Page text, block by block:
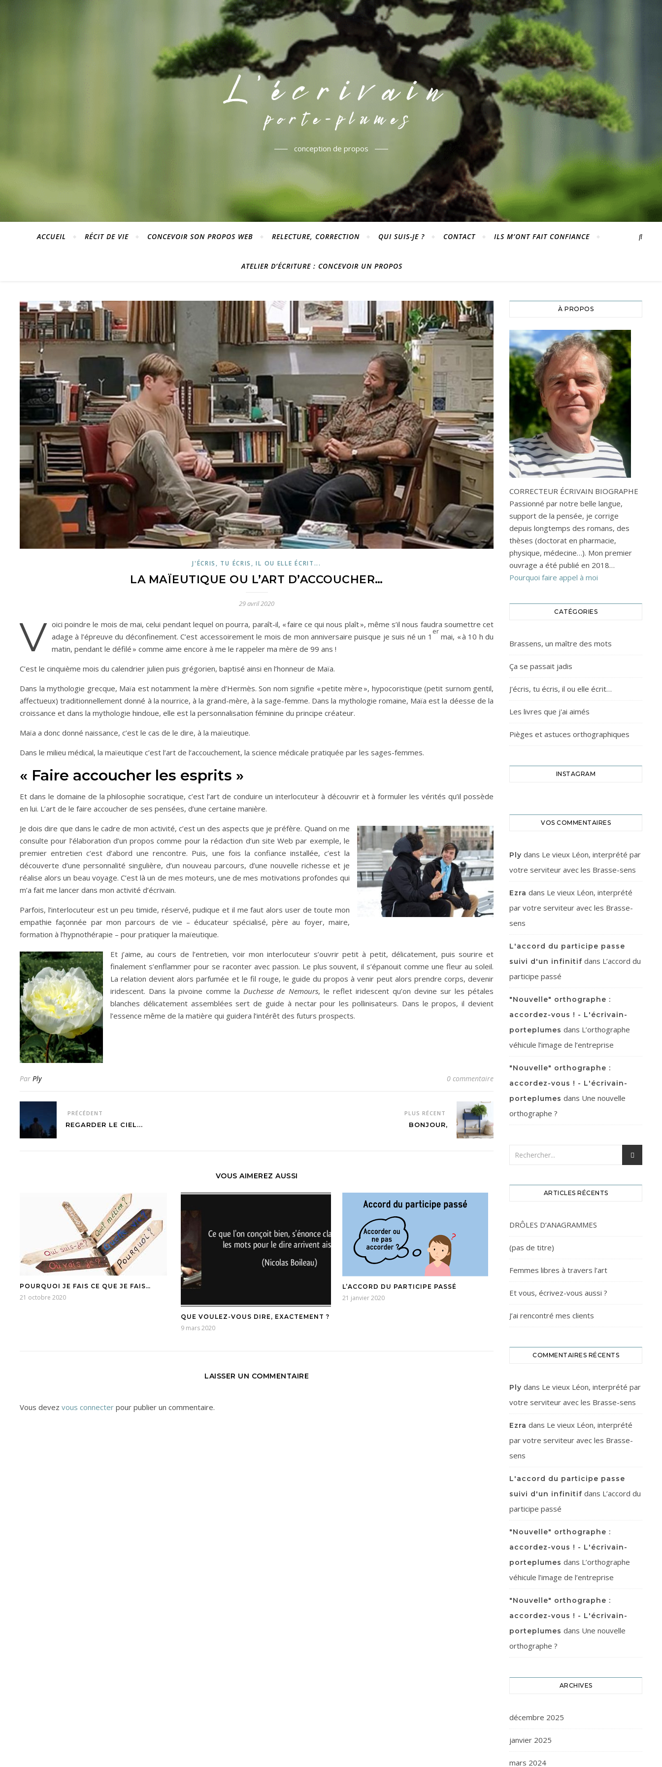
conception de propos
ACCUEIL RÉCIT DE VIE CONCEVOIR SON PROPOS WEB RELECTURE, CORRECTION QUI SUIS-JE ? CONTACT ILS M’ONT FAIT CONFIANCE
ATELIER D’ÉCRITURE : CONCEVOIR UN PROPOS
J'ÉCRIS, TU ÉCRIS, IL OU ELLE ÉCRIT...
LA MAÏEUTIQUE OU L’ART D’ACCOUCHER…
29 avril 2020
V oici poindre le mois de mai, celui pendant lequel on pourra, paraît-il, « faire ce qui nous plaît », même s’il nous faudra soumettre cet
adage à l’épreuve du déconfinement. C’est accessoirement le mois de mon anniversaire puisque je suis né un 1
er
mai, « à 10 h du
matin, pendant le défilé » comme aime encore à me le rappeler ma mère de 99 ans !
C’est le cinquième mois du calendrier julien puis grégorien, baptisé ainsi en l’honneur de Maïa.
Dans la mythologie grecque, Maïa est notamment la mère d’Hermès. Son nom signifie « petite mère », hypocoristique (petit surnom gentil,
affectueux) traditionnellement donné à la nourrice, à la grand-mère, à la sage-femme. Dans la mythologie romaine, Maïa est la déesse de la
croissance et dans la mythologie hindoue, elle est la personnalisation féminine du principe créateur.
Maïa a donc donné naissance, c’est le cas de le dire, à la maïeutique.
Dans le milieu médical, la maïeutique c’est l’art de l’accouchement, la science médicale pratiquée par les sages-femmes.
« Faire accoucher les esprits »
Et dans le domaine de la philosophie socratique, c’est l’art de conduire un interlocuteur à découvrir et à formuler les vérités qu’il possède
en lui. L’art de le faire accoucher de ses pensées, d’une certaine manière.
Je dois dire que dans le cadre de mon activité, c’est un des aspects que je préfère. Quand on me
consulte pour l’élaboration d’un propos comme pour la rédaction d’un site Web par exemple, le
premier entretien c’est d’abord une rencontre. Puis, une fois la confiance installée, c’est la
découverte d’une personnalité singulière, d’un nouveau parcours, d’une nouvelle richesse et je
réalise alors un beau voyage. C’est là un de mes moteurs, une de mes motivations profondes qui
m’a fait me lancer dans mon activité d’écrivain.
Parfois, l’interlocuteur est un peu timide, réservé, pudique et il me faut alors user de toute mon
empathie façonnée par mon parcours de vie – éducateur spécialisé, père au foyer, maire,
formation à l’hypnothérapie – pour pratiquer la maïeutique.
Et j’aime, au cours de l’entretien, voir mon interlocuteur s’ouvrir petit à petit, délicatement, puis sourire et
finalement s’enflammer pour se raconter avec passion. Le plus souvent, il s’épanouit comme une fleur au soleil.
La relation devient alors parfumée et le fil rouge, le guide du propos à venir peut alors prendre corps, devenir
iridescent. Dans la pivoine comme la Duchesse de Nemours, le reflet iridescent qu’on devine sur les pétales
blanches délicatement assemblées sert de guide à nectar pour les pollinisateurs. Dans le propos, il devient
l’essence même de la matière qui guidera l’intérêt des futurs prospects.
Par Ply 0 commentaire
PRÉCÉDENT
REGARDER LE CIEL...
PLUS RÉCENT
BONJOUR,
VOUS AIMEREZ AUSSI
POURQUOI JE FAIS CE QUE JE FAIS…
21 octobre 2020
QUE VOULEZ-VOUS DIRE, EXACTEMENT ?
9 mars 2020
L’ACCORD DU PARTICIPE PASSÉ
21 janvier 2020
LAISSER UN COMMENTAIRE
Vous devez vous connecter pour publier un commentaire.
À PROPOS
CORRECTEUR ÉCRIVAIN BIOGRAPHE
Passionné par notre belle langue,
support de la pensée, je corrige
depuis longtemps des romans, des
thèses (doctorat en pharmacie,
physique, médecine…). Mon premier
ouvrage a été publié en 2018…
Pourquoi faire appel à moi
CATÉGORIES
Brassens, un maître des mots
Ça se passait jadis
J'écris, tu écris, il ou elle écrit…
Les livres que j'ai aimés
Pièges et astuces orthographiques
INSTAGRAM
VOS COMMENTAIRES
Ply dans Le vieux Léon, interprété par
votre serviteur avec les Brasse-sens
Ezra dans Le vieux Léon, interprété
par votre serviteur avec les Brasse-
sens
L'accord du participe passe
suivi d'un infinitif dans L’accord du
participe passé
"Nouvelle" orthographe :
accordez-vous ! - L'écrivain-
porteplumes dans L’orthographe
véhicule l’image de l’entreprise
"Nouvelle" orthographe :
accordez-vous ! - L'écrivain-
porteplumes dans Une nouvelle
orthographe ?
ARTICLES RÉCENTS
DRÔLES D’ANAGRAMMES
(pas de titre)
Femmes libres à travers l’art
Et vous, écrivez-vous aussi ?
J’ai rencontré mes clients
COMMENTAIRES RÉCENTS
Ply dans Le vieux Léon, interprété par
votre serviteur avec les Brasse-sens
Ezra dans Le vieux Léon, interprété
par votre serviteur avec les Brasse-
sens
L'accord du participe passe
suivi d'un infinitif dans L’accord du
participe passé
"Nouvelle" orthographe :
accordez-vous ! - L'écrivain-
porteplumes dans L’orthographe
véhicule l’image de l’entreprise
"Nouvelle" orthographe :
accordez-vous ! - L'écrivain-
porteplumes dans Une nouvelle
orthographe ?
ARCHIVES
décembre 2025
janvier 2025
mars 2024